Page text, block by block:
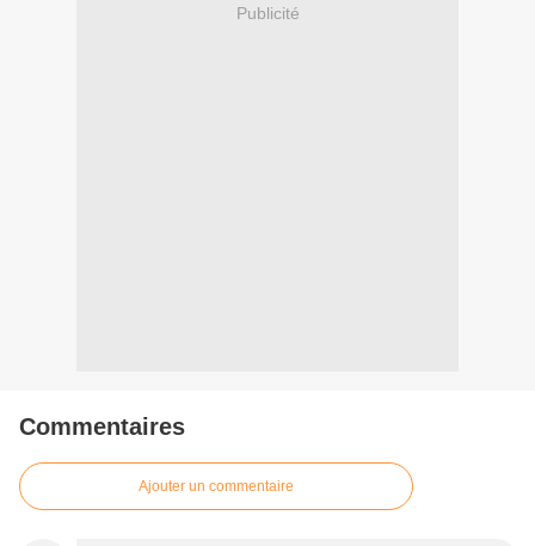
Publicité
Commentaires
Ajouter un commentaire